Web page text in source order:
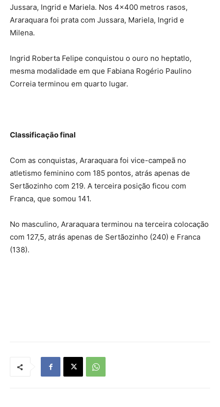
Jussara, Ingrid e Mariela. Nos 4×400 metros rasos,
Araraquara foi prata com Jussara, Mariela, Ingrid e
Milena.
Ingrid Roberta Felipe conquistou o ouro no heptatlo,
mesma modalidade em que Fabiana Rogério Paulino
Correia terminou em quarto lugar.
Classificação final
Com as conquistas, Araraquara foi vice-campeã no
atletismo feminino com 185 pontos, atrás apenas de
Sertãozinho com 219. A terceira posição ficou com
Franca, que somou 141.
No masculino, Araraquara terminou na terceira colocação
com 127,5, atrás apenas de Sertãozinho (240) e Franca
(138).